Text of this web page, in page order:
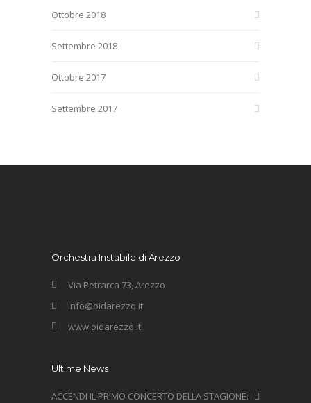
Ottobre 2018
Settembre 2018
Ottobre 2017
Settembre 2017
Orchestra Instabile di Arezzo
Via Petrarca 73, Arezzo
info@oidarezzo.it
www.oidarezzo.it
Ultime News
ACCENDI IL PRIMO CONCERTO DELLA STAGIONE: